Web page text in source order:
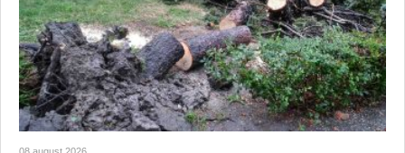
08 august 2026